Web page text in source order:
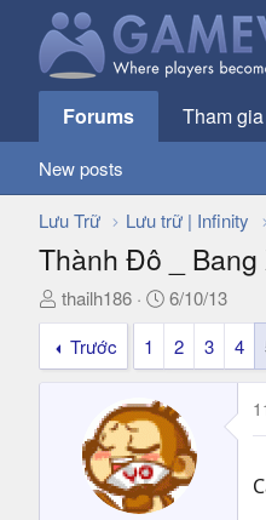
Forums Tham
New posts
Lưu Trữ Lưu trữ | Infinity
Thành Đô _ Bang
T
h
e
thailh186
N
g
à
y
ử
6/10/13
Trước
1 2 3 4